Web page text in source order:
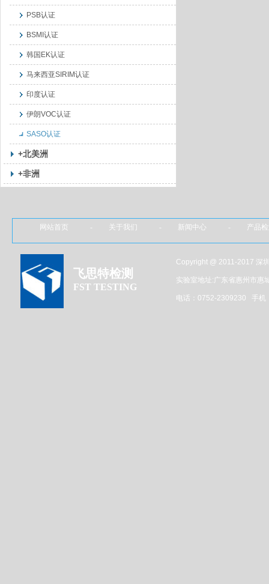
PSB认证
BSMI认证
韩国EK认证
马来西亚SIRIM认证
印度认证
伊朗VOC认证
SASO认证
+北美洲
+非洲
Copyright @ 2011-2017 深
实验室地址:广东省惠州市惠
电话：0752-2309230 手
网站首页 - 关于我们 - 新闻中心 - 产品
飞思特检测
FST TESTING